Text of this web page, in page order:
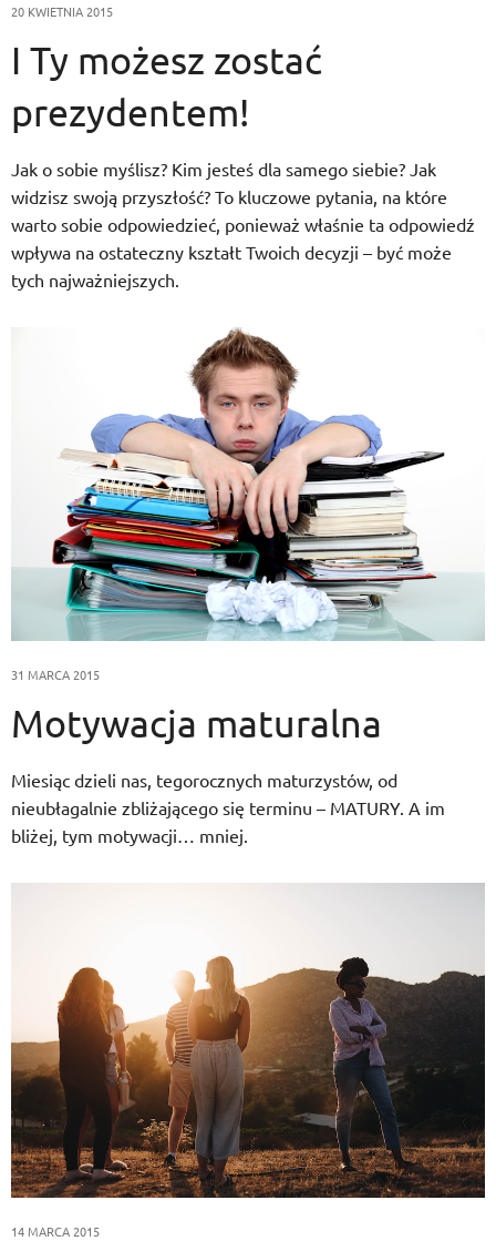
20 KWIETNIA 2015
I Ty możesz zostać
prezydentem!
Jak o sobie myślisz? Kim jesteś dla samego siebie? Jak
widzisz swoją przyszłość? To kluczowe pytania, na które
warto sobie odpowiedzieć, ponieważ właśnie ta odpowiedź
wpływa na ostateczny kształt Twoich decyzji – być może
tych najważniejszych.
31 MARCA 2015
Motywacja maturalna
Miesiąc dzieli nas, tegorocznych maturzystów, od
nieubłagalnie zbliżającego się terminu – MATURY. A im
bliżej, tym motywacji… mniej.
14 MARCA 2015